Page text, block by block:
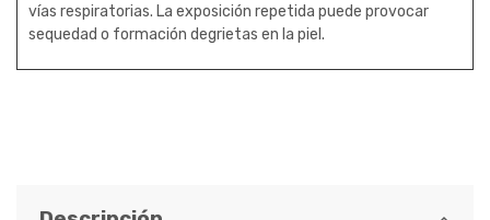
vías respiratorias. La exposición repetida puede provocar
sequedad o formación degrietas en la piel.